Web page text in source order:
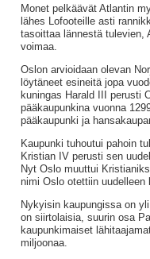
Monet pelkäävät Atlantin
lähes Lofooteille asti
tasoittaa lännestä tulevien,
voimaa.
Oslon arvioidaan olevan
löytäneet esineitä jopa
kuningas Harald III perusti
pääkaupunkina vuonna
pääkaupunki ja
Kaupunki tuhoutui pahoin
Kristian IV perusti sen
Nyt Oslo muuttui
nimi Oslo otettiin uudelleen
Nykyisin kaupungissa on
on siirtolaisia, suurin osa
kaupunkimaiset
miljoonaa.